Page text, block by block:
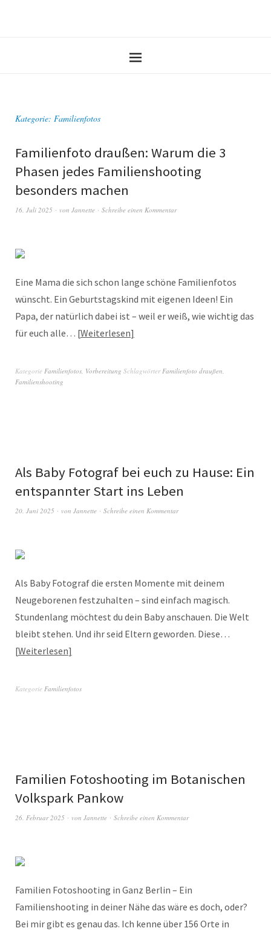
Kategorie: Familienfotos
Familienfoto draußen: Warum die 3
Phasen jedes Familienshooting
besonders machen
16. Juli 2025 von Jannette Schreibe einen Kommentar
Eine Mama die sich schon lange schöne Familienfotos
wünscht. Ein Geburtstagskind mit eigenen Ideen! Ein
Papa, der natürlich dabei ist – weil er weiß, wie wichtig das
für euch alle… Weiterlesen
Kategorie Familienfotos, Vorbereitung SchlagwörterFamilienfoto draußen,
Familienshooting
Als Baby Fotograf bei euch zu Hause: Ein
entspannter Start ins Leben
20. Juni 2025 von Jannette Schreibe einen Kommentar
Als Baby Fotograf die ersten Momente mit deinem
Neugeborenen festzuhalten – sind einfach magisch.
Stundenlang möchtest du dein Baby anschauen. Die Welt
bleibt stehen. Und ihr seid Eltern geworden. Diese…
Weiterlesen
Kategorie Familienfotos
Familien Fotoshooting im Botanischen
Volkspark Pankow
26. Februar 2025 von Jannette Schreibe einen Kommentar
Familien Fotoshooting in Ganz Berlin – Ein
Familienshooting in deiner Nähe das wäre es doch, oder?
Bei mir gibt es genau das. Ich kenne über 156 Orte in